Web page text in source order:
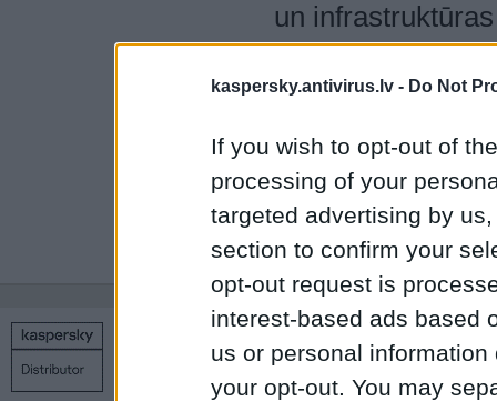
kaspersky.antivirus.lv - Do Not
If you wish to opt-out of
processing of your
targeted advertising by
section to confirm your
opt-out request is
interest-based ads based
us or personal
your opt-out. You may
un
Mitičkins.
atjauninātā
lejupielādējot to
"Lejupielāde ".
Copyright © 1998 – 2026 SIA Datoru drošības tehnoloģijas